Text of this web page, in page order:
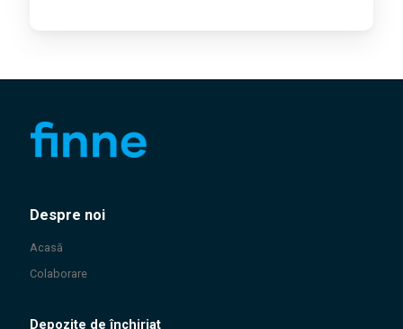
Despre noi
Acasă
Colaborare
Depozite de închiriat